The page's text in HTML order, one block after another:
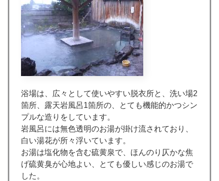
浴場は、広々として使いやすい脱衣所と、洗い場2
箇所、露天岩風呂1箇所の、とても機能的かつシン
プルな造りをしています。
岩風呂には無色透明のお湯が掛け流されており、
白い湯花が所々浮いています。
お湯は塩化物を含む硫黄泉で、ほんのり仄かな焦
げ硫黄臭が心地よい、とても優しい感じのお湯で
した。